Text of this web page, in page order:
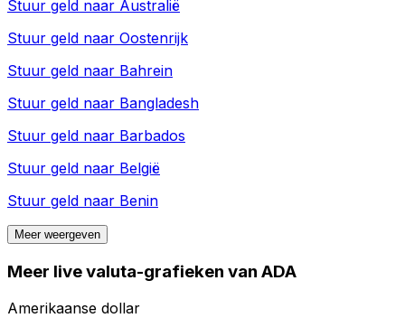
Stuur geld naar Australië
Stuur geld naar Oostenrijk
Stuur geld naar Bahrein
Stuur geld naar Bangladesh
Stuur geld naar Barbados
Stuur geld naar België
Stuur geld naar Benin
Meer weergeven
Meer live valuta-grafieken van ADA
Amerikaanse dollar